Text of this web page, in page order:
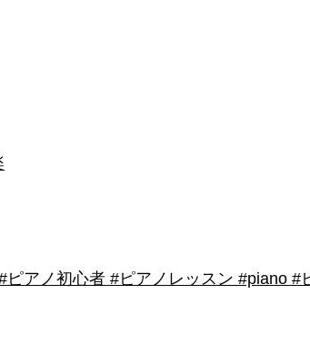
アノ初心者 #ピアノレッスン #piano #